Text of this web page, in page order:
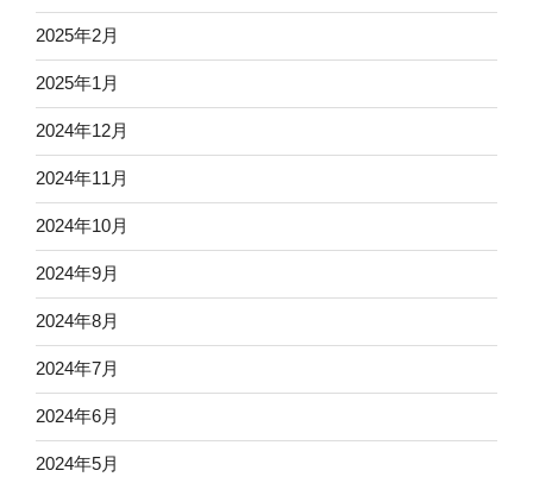
2025年2月
2025年1月
2024年12月
2024年11月
2024年10月
2024年9月
2024年8月
2024年7月
2024年6月
2024年5月